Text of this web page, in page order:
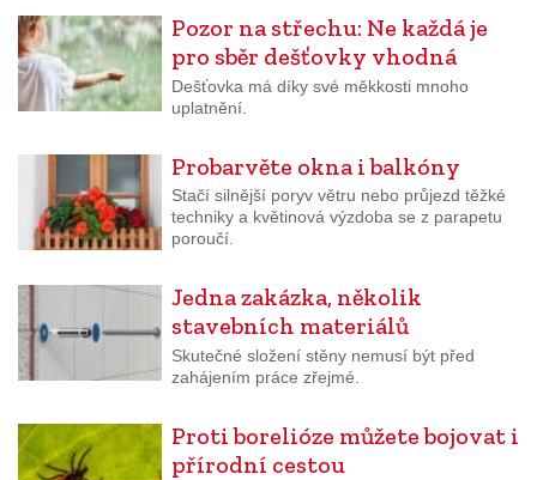
Pozor na střechu: Ne každá je
pro sběr dešťovky vhodná
Dešťovka má díky své měkkosti mnoho
uplatnění.
Probarvěte okna i balkóny
Stačí silnější poryv větru nebo průjezd těžké
techniky a květinová výzdoba se z parapetu
poroučí.
Jedna zakázka, několik
stavebních materiálů
Skutečné složení stěny nemusí být před
zahájením práce zřejmé.
Proti borelióze můžete bojovat i
přírodní cestou